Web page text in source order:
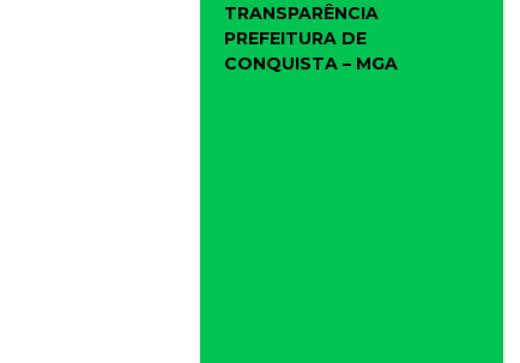
TRANSPARÊNCIA
PREFEITURA DE
CONQUISTA – MGA